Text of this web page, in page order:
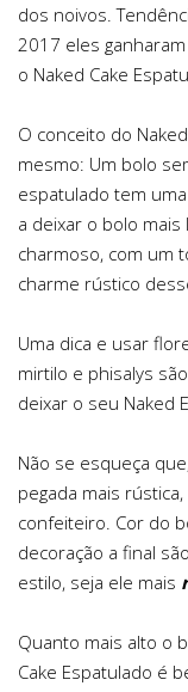
dos noivos.
2017 eles
o Naked Cake
O conceito do
mesmo: Um bolo
espatulado tem
a deixar o bolo
charmoso, com um
charme rústico
Uma dica e usar
mirtilo e phisalys
deixar o seu Naked
Não se esqueça
pegada mais
confeiteiro. Cor do
decoração a final
estilo, seja ele mais
Quanto mais alto o
Cake Espatulado é